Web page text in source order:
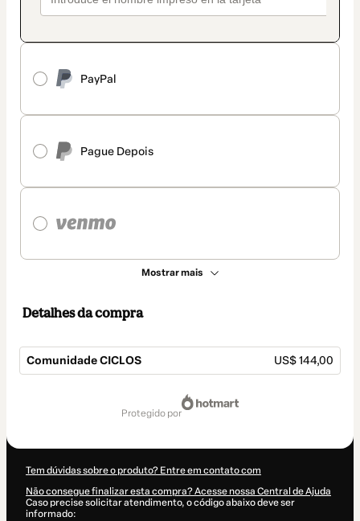
PayPal
Pague Depois
Mostrar mais
Detalhes da compra
Comunidade CICLOS US$ 144,00
protegido por
Tem dúvidas sobre o produto? Entre em contato com
Não consegue finalizar esta compra? Acesse nossa Central de Ajuda
Caso precise solicitar atendimento, o código abaixo deve ser
informado: